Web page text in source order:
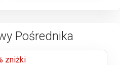
Pośrednika
zniżki